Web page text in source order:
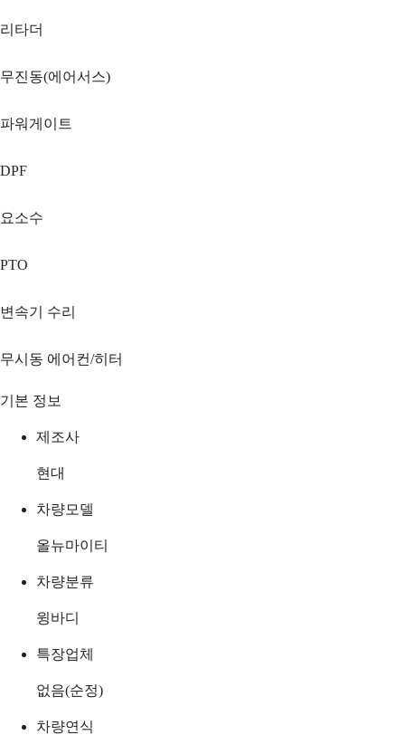
리타더
무진동(에어서스)
파워게이트
DPF
요소수
PTO
변속기 수리
무시동 에어컨/히터
기본 정보
제조사
현대
차량모델
올뉴마이티
차량분류
윙바디
특장업체
없음(순정)
차량연식